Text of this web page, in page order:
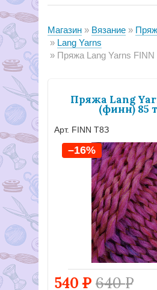
Магазин Вязание
Lang Yarns
Пряжа Lang Yarns
Пряжа Lang
(финн) 85
Арт. FINN Т8З
540 Р 640Р
–16%